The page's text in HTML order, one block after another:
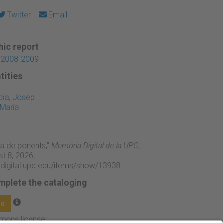
Twitter Email
report
2009
Josep
de ponents,” Memòria Digital de la UPC,
8, 2026,
items/show/13938
the cataloging
license: